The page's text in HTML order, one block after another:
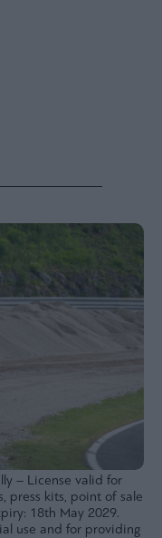
– License valid for
press kits, point of sale
18th May 2029.
use and for providing